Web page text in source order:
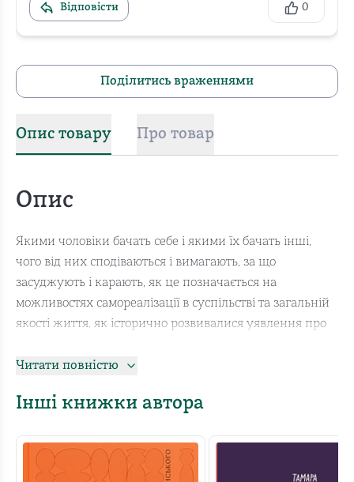
Відповісти 0
Поділитись враженнями
Опис товару Про товар
Опис
Якими чоловіки бачать себе і якими їх бачать інші,
чого від них сподіваються і вимагають, за що
засуджують і карають, як це позначається на
можливостях самореалізації в суспільстві та загальній
якості життя, як історично розвивалися уявлення про
маскулінності — Тамара Марценюк пропонує відповіді
широку джерельну основу та власну дослідницьку
Попри строгу систему викладу та численні посилання
Читати повністю
Інші книжки автора